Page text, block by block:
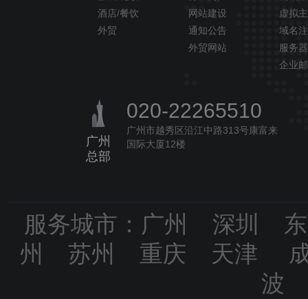
酒店/餐饮
外贸
网站建设
通知公告
外贸网站
虚拟
域名
服务器
企业
广州
总部
020-22265510
广州市越秀区沿江中路313号康富来
国际大厦12楼
服务城市：广州 深
州 苏州 重庆 天津
波